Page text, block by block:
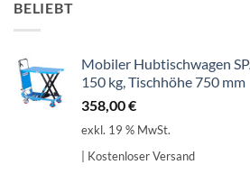
BELIEBT
Mobiler Hubtischwagen
150 kg, Tischhöhe 750 mm
358,00€
exkl. 19 % MwSt.
| Kostenloser Versand